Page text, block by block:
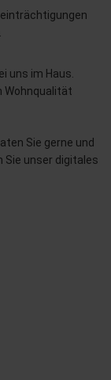
uns im Haus.
Wohnqualität
Sie gerne und
Sie unser digitales